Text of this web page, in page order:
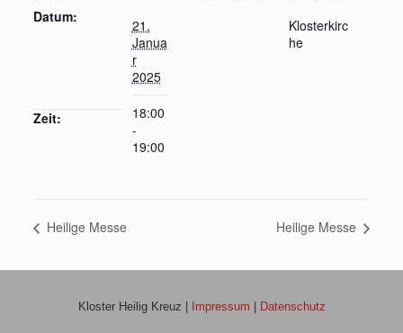
Datum:
21.
Janua
r
2025
Zeit:
18:00
-
19:00
Klosterkirc
he
Heilige Messe Heilige Messe
Kloster Heilig Kreuz | Impressum | Datenschutz